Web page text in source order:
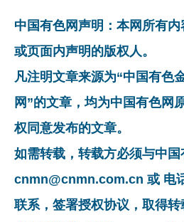
中国有色网声明：本网所有
或页面内声明的版权人。
凡注明文章来源为“中国有色
网”的文章，均为中国有色网
权同意发布的文章。
如需转载，转载方必须与中国
cnmn@cnmn.com.cn 或 电
联系，签署授权协议，取得转